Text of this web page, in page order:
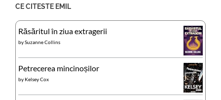
CE CITESTE EMIL
Răsăritul în ziua extragerii
bySuzanne Collins
Petrecerea mincinoșilor
by Kelsey Cox